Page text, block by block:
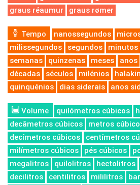
graus réaumur
graus rømer
Tempo nanossegundos
milissegundos
segundos minutos
semanas
quinzenas meses anos
décadas
séculos milénios
quinquénios
dias siderais anos
Volume quilómetros cúbicos
decâmetros cúbicos
metros
decímetros cúbicos
centímetros
milímetros cúbicos
pés cúbicos
megalitros
quilolitros hectolitros
decilitros
centilitros mililitros